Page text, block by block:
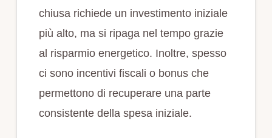
chiusa richiede un investimento iniziale
più alto, ma si ripaga nel tempo grazie
al risparmio energetico. Inoltre, spesso
ci sono incentivi fiscali o bonus che
permettono di recuperare una parte
consistente della spesa iniziale.